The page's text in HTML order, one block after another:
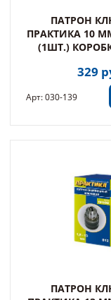
ПАТРОН
ПРАКТИКА 10
(1ШТ.)
329
Арт: 030-139
ПАТРОН